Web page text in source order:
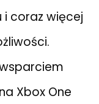
coraz więcej
Xbox One